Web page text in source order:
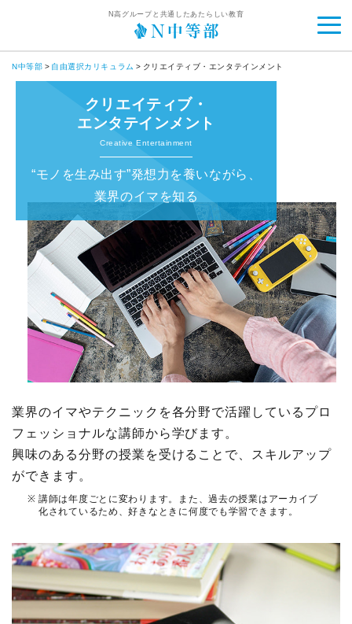
N高グループと共通したあたらしい教育
N中等部 自由選択カリキュラム クリエイティブ・エンタテインメント
クリエイティブ・
エンタテインメント
Creative Entertainment
“モノを生み出す”発想力を養いながら、
業界のイマを知る
業界のイマやテクニックを各分野で活躍しているプロ
フェッショナルな講師から学びます。
興味のある分野の授業を受けることで、スキルアップ
ができます。
※ 講師は年度ごとに変わります。また、過去の授業はアーカイブ
化されているため、好きなときに何度でも学習できます。